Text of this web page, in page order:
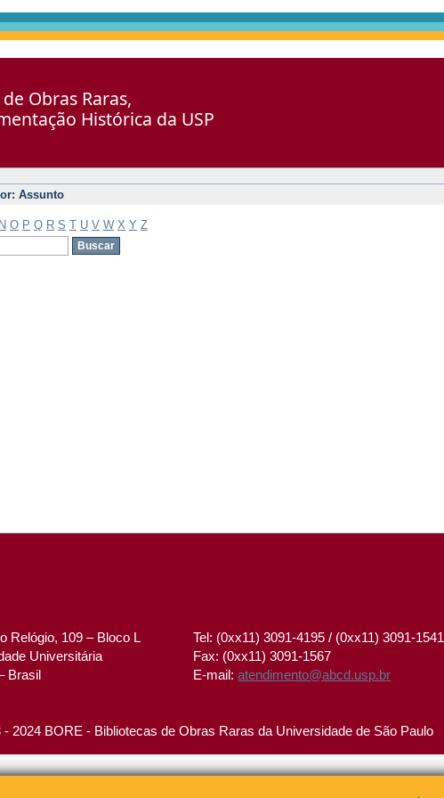
Obras Raras,
Histórica da USP
Assunto
N O P Q R S T U V W X Y Z
Relógio, 109 – Bloco L
Universitária
Brasil
Tel: (0xx11) 3091-4195 / (0xx11) 3091-1541
Fax: (0xx11) 3091-1567
E-mail:atendimento@abcd.usp.br
2024 BORE - Bibliotecas de Obras Raras da Universidade de São Paulo